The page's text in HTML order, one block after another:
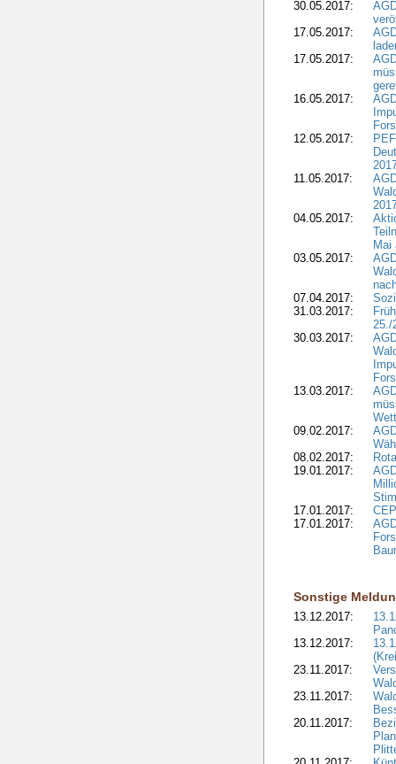
30.05.2017:
17.05.2017:
17.05.2017:
16.05.2017:
12.05.2017:
11.05.2017:
04.05.2017:
Mai
03.05.2017:
07.04.2017:
31.03.2017:
25./
30.03.2017:
13.03.2017:
09.02.2017:
08.02.2017:
19.01.2017:
17.01.2017:
17.01.2017:
Sonstige
13.12.2017:
13.12.2017:
23.11.2017:
23.11.2017:
20.11.2017: